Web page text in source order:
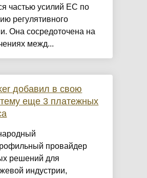
частью усилий ЕС по
регулятивного
Она сосредоточена на
межд...
добавил в свою
еще 3 платежных
провайдер
решений для
индустрии,